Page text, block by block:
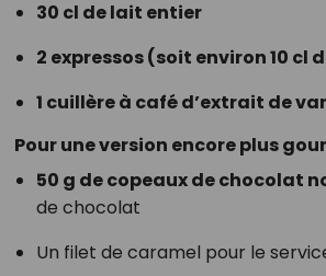
30 cl de lait entier
2 expressos (soit environ 10 cl
1 cuillère à café d’extrait de
Pour une version encore plus
50 g de copeaux de chocolat
de chocolat
Un filet de caramel pour le